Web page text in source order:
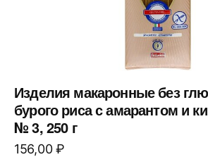
Изделия макаронные без
бурого риса с амарантом и
№ 3, 250 г
156,00₽